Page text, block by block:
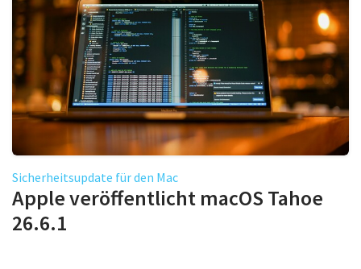
Sicherheitsupdate für den Mac
Apple veröffentlicht macOS Tahoe
26.6.1